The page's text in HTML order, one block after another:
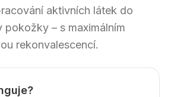
aktivních látek do
pokožky – s maximálním
rekonvalescencí.